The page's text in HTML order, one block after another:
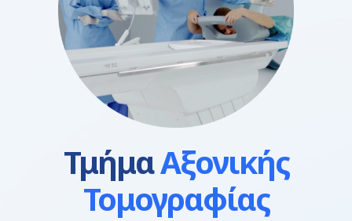
ΤμήμαΑξονικής
Τομογραφίας